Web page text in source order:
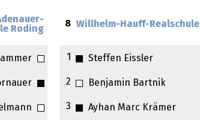
Roding
8 Willhelm-Hauff-Realschule
1 Steffen Eissler
2 Benjamin Bartnik
3 Ayhan Marc Krämer